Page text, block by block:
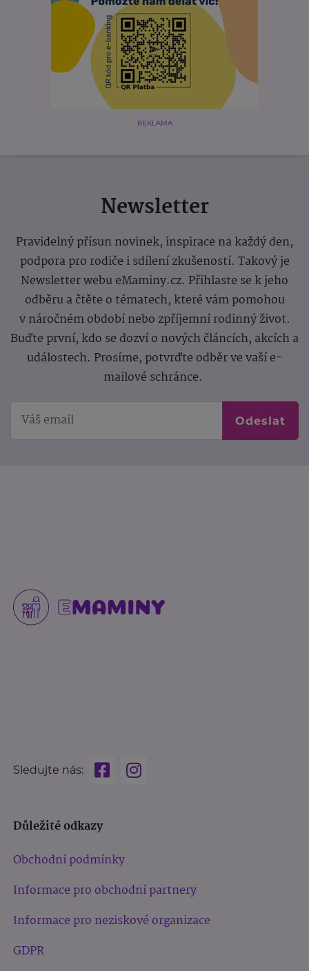
REKLAMA
Newsletter
Pravidelný přísun novinek, inspirace na každý den,
podpora pro rodiče i sdílení zkušeností. Takový je
Newsletter webu eMaminy.cz. Přihlaste se k jeho
odběru a čtěte o tématech, které vám pomohou
v náročném období nebo zpříjemní rodinný život.
Buďte první, kdo se dozví o nových článcích, akcích a
událostech. Prosíme, potvrďte odběr ve vaší e-
mailové schránce.
Odeslat
Sledujte nás:
Důležité odkazy
Obchodní podmínky
Informace pro obchodní partnery
Informace pro neziskové organizace
GDPR